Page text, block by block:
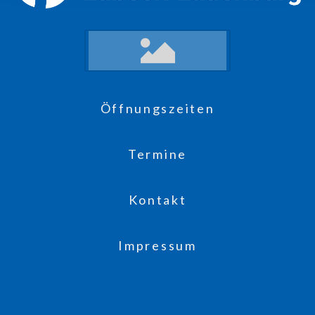
Öffnungszeiten
Termine
Kontakt
Impressum